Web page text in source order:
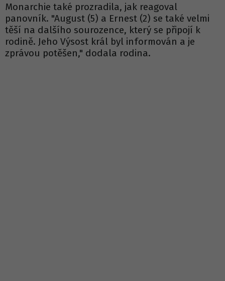
Monarchie také prozradila, jak reagoval
panovník. "August (5) a Ernest (2) se také velmi
těší na dalšího sourozence, který se připojí k
rodině. Jeho Výsost král byl informován a je
zprávou potěšen," dodala rodina.